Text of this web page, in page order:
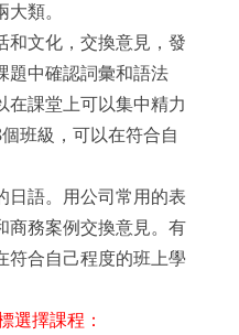
類。
和文化，交換意見，發
題中確認詞彙和語法
在課堂上可以集中精力
班級，可以在符合自
日語。用公司常用的表
商務案例交換意見。有
符合自己程度的班上學
選擇課程：